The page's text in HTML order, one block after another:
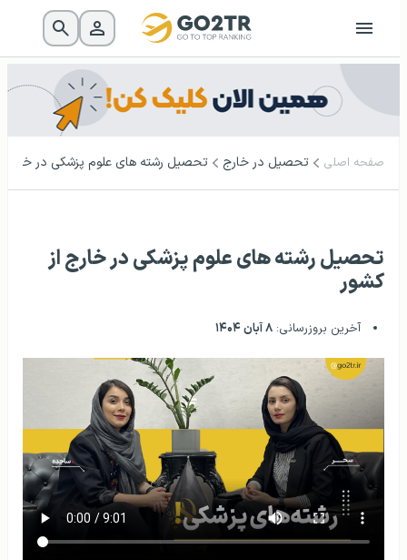
صفحه اصلی تحصیل در خارج تحصیل رشته‌‌ های علوم پزشکی در خارج
تحصیل رشته‌‌ های علوم پزشکی در خارج از
کشور
آخرین بروزرسانی: ۸ آبان ۱۴۰۴